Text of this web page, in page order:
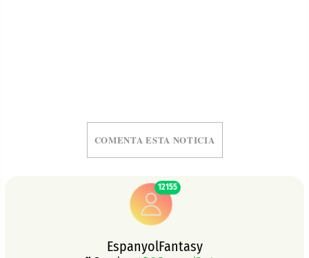
COMENTA ESTA NOTICIA
12155
EspanyolFantasy